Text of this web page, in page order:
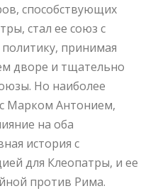
способствующих
стал ее союз с
принимая
дворе и тщательно
Но наиболее
Марком Антонием,
на оба
история с
для Клеопатры, и ее
против Рима.